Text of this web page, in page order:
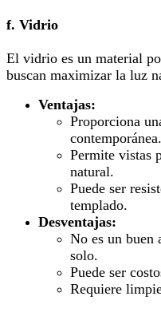
f. Vidrio
El vidrio es un material
buscan maximizar la luz
Ventajas:
Proporciona
contemporánea.
Permite vistas
natural.
Puede ser
templado.
Desventajas:
No es un buen
solo.
Puede ser
Requiere